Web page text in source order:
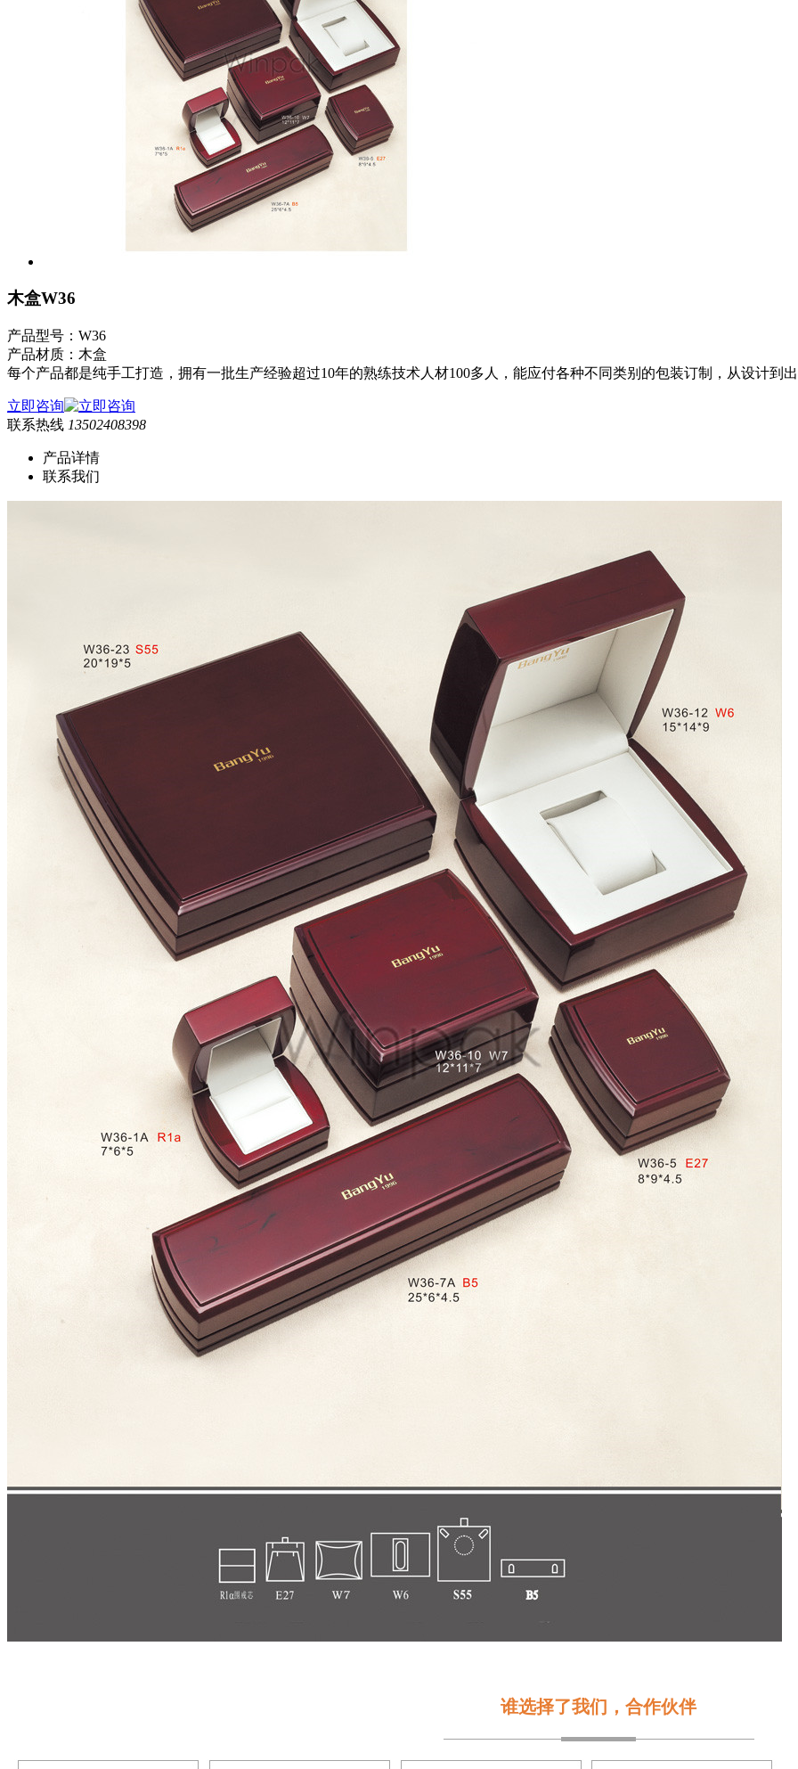
木盒W36
产品型号：W36
产品材质：木盒
每个产品都是纯手工打造，拥有一批生产经验超过10年的熟练技术人材100多人，能应付各种不同类别的包装订制，从设计到出
立即咨询
联系热线 13502408398
产品详情
联系我们
谁选择了我们，合作伙伴